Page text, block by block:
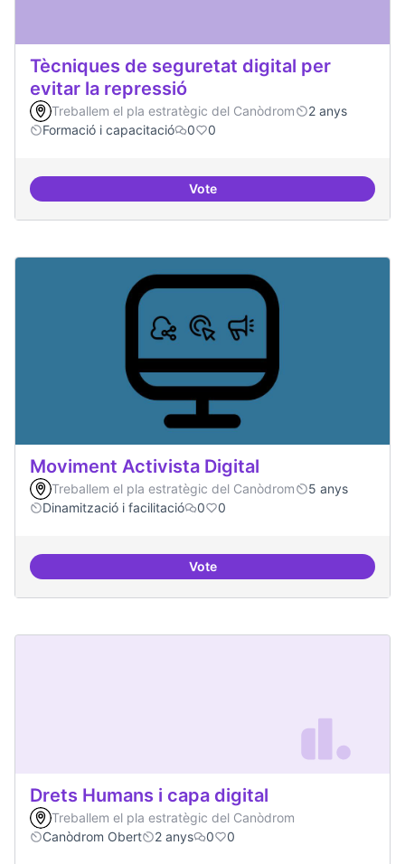
Tècniques de seguretat digital per
evitar la repressió
Treballem el pla estratègic del Canòdrom
2 anys
Formació i capacitació
0 0
VoteTècniques de seguretat digital
Moviment Activista Digital
Treballem el pla estratègic del Canòdrom
5 anys
Dinamització i facilitació
0 0
VoteMoviment Activista Digital
Drets Humans i capa digital
Treballem el pla estratègic del Canòdrom
Canòdrom Obert
2 anys 0 0